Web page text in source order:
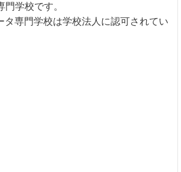
門学校です。
タ専門学校は学校法人に認可されてい